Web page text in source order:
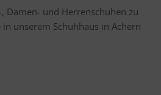
Damen- und Herrenschuhen zu
unserem Schuhhaus in Achern